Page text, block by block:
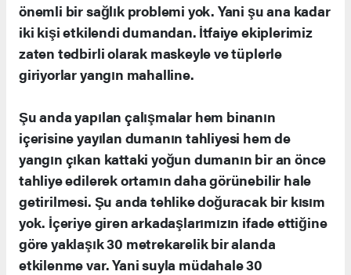
önemli bir sağlık problemi yok. Yani şu ana kadar
iki kişi etkilendi dumandan. İtfaiye ekiplerimiz
zaten tedbirli olarak maskeyle ve tüplerle
giriyorlar yangın mahalline.
Şu anda yapılan çalışmalar hem binanın
içerisine yayılan dumanın tahliyesi hem de
yangın çıkan kattaki yoğun dumanın bir an önce
tahliye edilerek ortamın daha görünebilir hale
getirilmesi. Şu anda tehlike doğuracak bir kısım
yok. İçeriye giren arkadaşlarımızın ifade ettiğine
göre yaklaşık 30 metrekarelik bir alanda
etkilenme var. Yani suyla müdahale 30